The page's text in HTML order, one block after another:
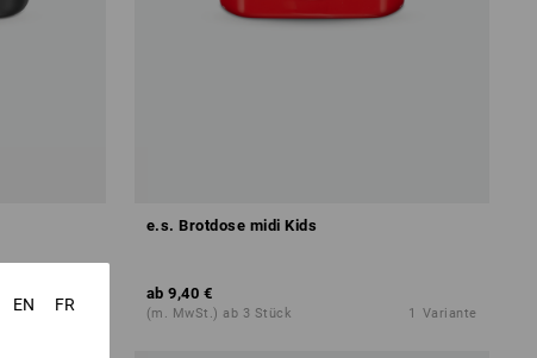
Farbe
e.s. Brotdose midi Kids
ab 9,40 €
(m. MwSt.) ab 3 Stück 1 Variante
EN FR